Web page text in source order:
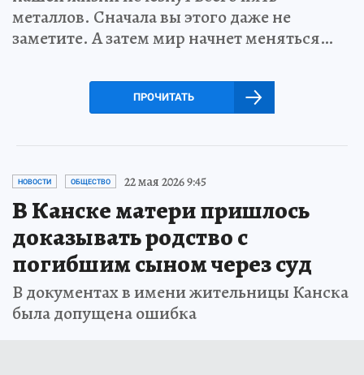
металлов. Сначала вы этого даже не
заметите. А затем мир начнет меняться…
ПРОЧИТАТЬ
НОВОСТИ ОБЩЕСТВО 22 мая 2026 9:45
В Канске матери пришлось
доказывать родство с
погибшим сыном через суд
В документах в имени жительницы Канска
была допущена ошибка